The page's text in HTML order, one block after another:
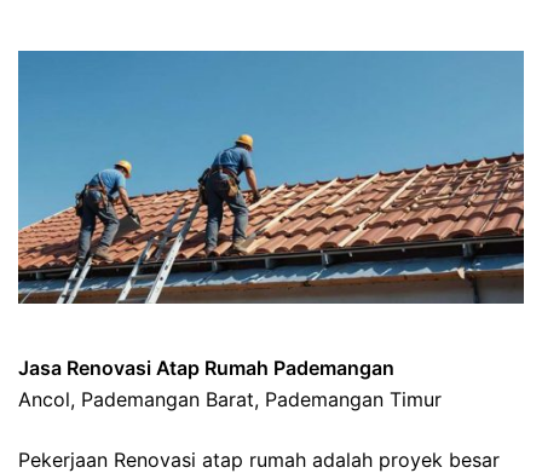
Jasa Renovasi Atap Rumah Pademangan
Ancol, Pademangan Barat, Pademangan Timur
Pekerjaan Renovasi atap rumah adalah proyek besar